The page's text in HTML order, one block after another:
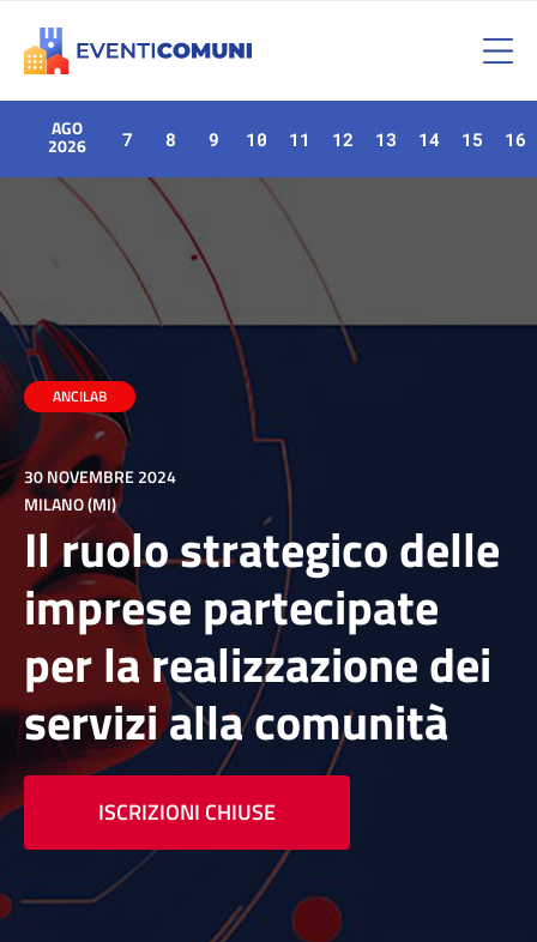
AGO
2026 7 8 9 10 11 12 13 14 15 16
ANCILAB
30 NOVEMBRE 2024
MILANO (MI)
Il ruolo strategico delle
imprese partecipate
per la realizzazione dei
servizi alla comunità
ISCRIZIONI CHIUSE